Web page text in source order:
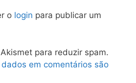
o login para publicar um
para reduzir spam.
em comentários são